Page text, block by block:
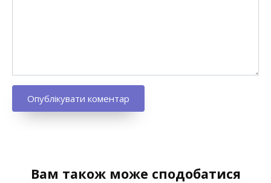
Вам також може сподобатися